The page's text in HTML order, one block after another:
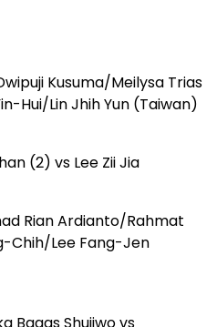
Kusuma/Meilysa Trias
Hui/Lin Jhih Yun (Taiwan)
(2) vs Lee Zii Jia
Rian Ardianto/Rahmat
Chih/Lee Fang-Jen